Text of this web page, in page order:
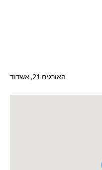
האורגים 21‏, אשדוד